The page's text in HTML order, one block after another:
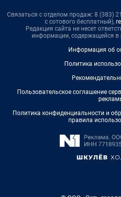
Связаться с отделом продаж: 8 (383)
с сотового бесплатный),
Редакция сайта не несет
информации, содержащейся в
Информация об
Политика
Пользовательское соглашение
Политика конфиденциальности и
правила